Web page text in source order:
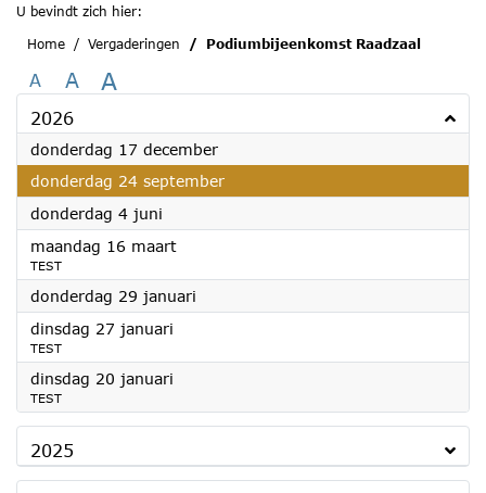
U bevindt zich hier:
Home
Vergaderingen Podiumbijeenkomst Raadzaal
A A A
2026
donderdag 17 december2026
donderdag 24 september2026
donderdag 4 juni
maandag 16 maart2026
TEST
donderdag 29 januari
dinsdag 27 januari
TEST
dinsdag 20 januari
TEST
2025